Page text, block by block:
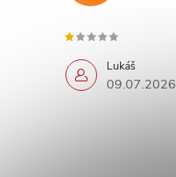
Lukáš
09.07.2026